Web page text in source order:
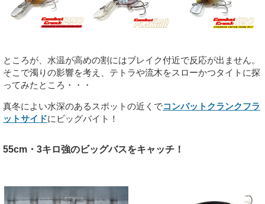
ところが、水温が高めの割にはブレイク付近で反応が出ません。
そこで濁りの影響を考え、テトラや流木をスローかつタイトに探
ってみたところ・・・
真冬によい水深のあるスポットの近くでコンバットクランクフラ
ットサイドにビッグバイト！
55cm・3キロ強のビッグバスをキャッチ！